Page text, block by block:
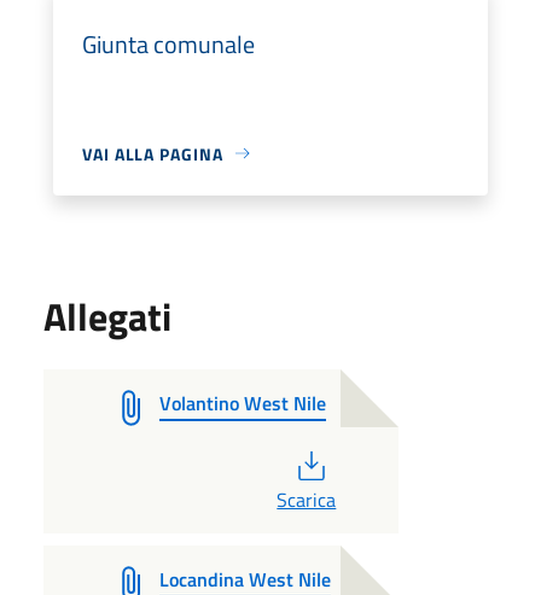
Giunta comunale
VAI ALLA PAGINA
Allegati
Volantino West Nile
Scarica
Locandina West Nile